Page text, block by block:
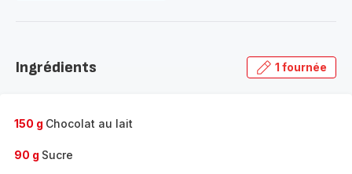
gamme
Ingrédients 1 fournée
150 g Chocolat au lait
90 g Sucre